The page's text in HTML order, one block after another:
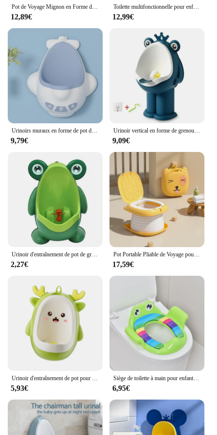
Pot de Voyage Mignon en Forme de Canard pour Enfant, Produits d'Niket d'Extérieur, Toilettes Mobiles pour Bol et Garçons
12,89€
Toilette multifonctionnelle pour enfants avec repose-pieds rpm, toilette pour bébé pour l'entraînement, hommes et femmes, neuf
12,99€
Urinoirs muraux en forme de pot debout pour bébés garçons, urinoir vertical, entraînement aux toilettes, support pour enfants, pot pipi, nourrisson, tout-petit
9,79€
Urinoir vertical en forme de grenouille pour bébés, urinoir pour garçons, pot pour enfants, uriner pour nourrissons, support mural
9,09€
2,27€ 17,59€
5,93€
Siège de toilette à main pour enfants, toilette auxiliaire pour tout-petits, formation, baume rembourré, épaissi, confortable, bébé, mer
6,95€